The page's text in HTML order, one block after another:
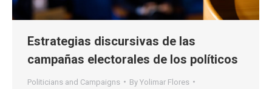
Estrategias discursivas de las
campañas electorales de los políticos
Politicians and Campaigns By Yolimar Flores